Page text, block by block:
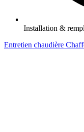
Installation &
Entretien chaudière